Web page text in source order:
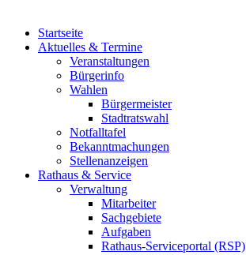
Startseite
Aktuelles & Termine
Veranstaltungen
Bürgerinfo
Wahlen
Bürgermeister
Stadtratswahl
Notfalltafel
Bekanntmachungen
Stellenanzeigen
Rathaus & Service
Verwaltung
Mitarbeiter
Sachgebiete
Aufgaben
Rathaus-Serviceportal (RSP)